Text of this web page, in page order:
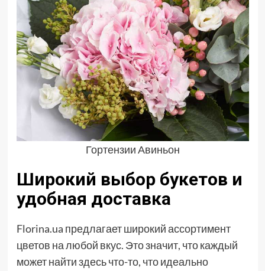
Гортензии Авиньон
Широкий выбор букетов и
удобная доставка
Florina.ua предлагает широкий ассортимент
цветов на любой вкус. Это значит, что каждый
может найти здесь что-то, что идеально